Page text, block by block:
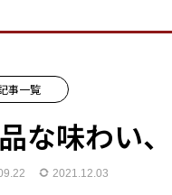
事一覧
な味わい
2021.12.03